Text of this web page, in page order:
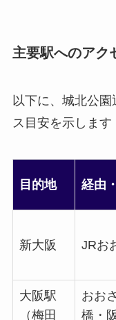
主要駅へのアク
以下に、城北公
ス目安を示します
目的地 経由
新大阪 JRお
大阪駅
（梅田
おお
橋・